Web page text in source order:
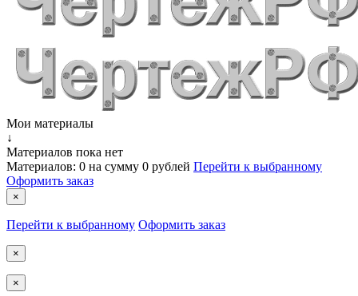
Мои материалы
↓
Материалов пока нет
Материалов: 0 на сумму 0 рублей Перейти к выбранному
Оформить заказ
×
Перейти к выбранному Оформить заказ
×
×